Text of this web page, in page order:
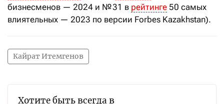
бизнесменов — 2024 и № 31 в рейтинге 50 самых
влиятельных — 2023 по версии Forbes Kazakhstan).
Кайрат Итемгенов
Хотите быть всегда в